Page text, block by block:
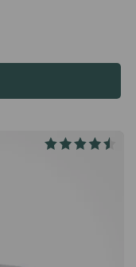
être sûr que vos
sont à l'abri des
est équipé de
les
réorganisation. Deux
d'arrêt pour
central
entièrement
deux sont
flexible qui se place
car il est en bois
Garantie 10 ans